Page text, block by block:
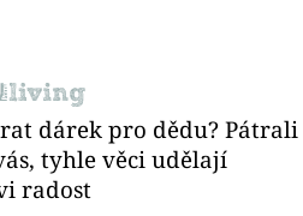
dárek pro dědu? Pátrali
tyhle věci udělají
radost